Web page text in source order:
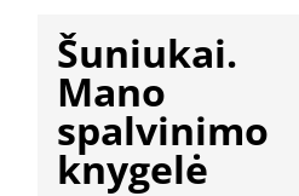
Šuniukai.
Mano
spalvinimo
knygelė